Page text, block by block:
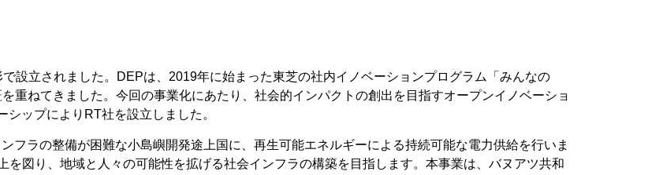
設立されました。DEPは、2019年に始まった東芝の社内イノベーションプログラム「みんなの
重ねてきました。今回の事業化にあたり、社会的インパクトの創出を目指すオープンイノベーショ
ップによりRT社を設立しました。
ラの整備が困難な小島嶼開発途上国に、再生可能エネルギーによる持続可能な電力供給を行いま
図り、地域と人々の可能性を拡げる社会インフラの構築を目指します。本事業は、バヌアツ共和